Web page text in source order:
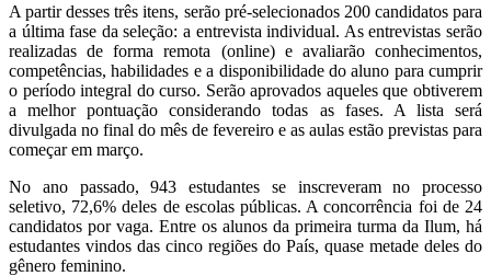
A partir desses três itens, serão pré-selecionados 200 candidatos para
a última fase da seleção: a entrevista individual. As entrevistas serão
realizadas de forma remota (online) e avaliarão conhecimentos,
competências, habilidades e a disponibilidade do aluno para cumprir
o período integral do curso. Serão aprovados aqueles que obtiverem
a melhor pontuação considerando todas as fases. A lista será
divulgada no final do mês de fevereiro e as aulas estão previstas para
começar em março.
No ano passado, 943 estudantes se inscreveram no processo
seletivo, 72,6% deles de escolas públicas. A concorrência foi de 24
candidatos por vaga. Entre os alunos da primeira turma da Ilum, há
estudantes vindos das cinco regiões do País, quase metade deles do
gênero feminino.